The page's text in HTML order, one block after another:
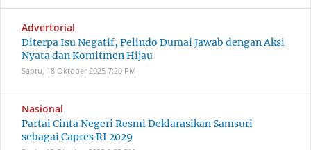
Advertorial
Diterpa Isu Negatif, Pelindo Dumai Jawab dengan Aksi
Nyata dan Komitmen Hijau
Sabtu, 18 Oktober 2025 7:20 PM
Nasional
Partai Cinta Negeri Resmi Deklarasikan Samsuri
sebagai Capres RI 2029